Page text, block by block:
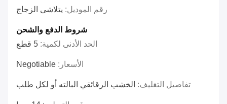
رقم الموديل: يتلاشى الزجاج
شروط الدفع والشحن
الحد الأدنى لكمية: 5 قطع
الأسعار: Negotiable
تفاصيل التغليف: الخشب الرقائقي البالته أو لكل طلب